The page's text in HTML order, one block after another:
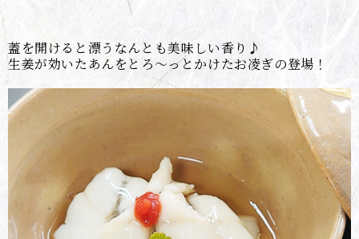
蓋を開けると漂うなんとも美味しい香り♪
生姜が効いたあんをとろ～っとかけたお凌ぎの登場！